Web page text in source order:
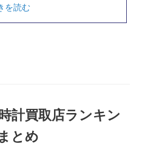
を読む
計買取店ランキン
とめ